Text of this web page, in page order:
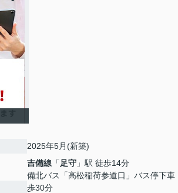
2025年5月(新築)
吉備線 「足守 」駅 徒歩14分
備北バス「高松稲荷参道口」バス停下
歩30分